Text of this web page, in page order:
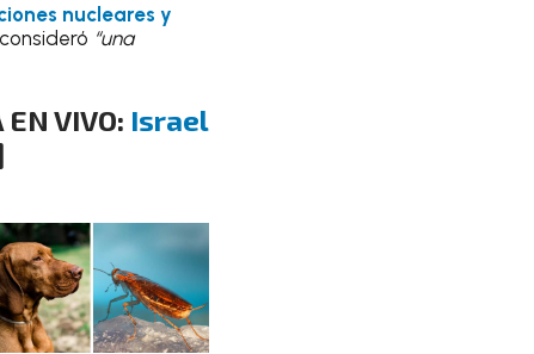
nucleares y
“una
VIVO: Israel